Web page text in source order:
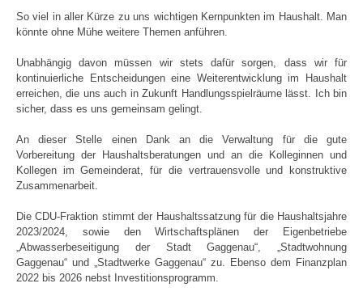
So viel in aller Kürze zu uns wichtigen Kernpunkten im Haushalt. Man
könnte ohne Mühe weitere Themen anführen.
Unabhängig davon müssen wir stets dafür sorgen, dass wir für
kontinuierliche Entscheidungen eine Weiterentwicklung im Haushalt
erreichen, die uns auch in Zukunft Handlungsspielräume lässt. Ich bin
sicher, dass es uns gemeinsam gelingt.
An dieser Stelle einen Dank an die Verwaltung für die gute
Vorbereitung der Haushaltsberatungen und an die Kolleginnen und
Kollegen im Gemeinderat, für die vertrauensvolle und konstruktive
Zusammenarbeit.
Die CDU-Fraktion stimmt der Haushaltssatzung für die Haushaltsjahre
2023/2024, sowie den Wirtschaftsplänen der Eigenbetriebe
„Abwasserbeseitigung der Stadt Gaggenau“, „Stadtwohnung
Gaggenau“ und „Stadtwerke Gaggenau“ zu. Ebenso dem Finanzplan
2022 bis 2026 nebst Investitionsprogramm.